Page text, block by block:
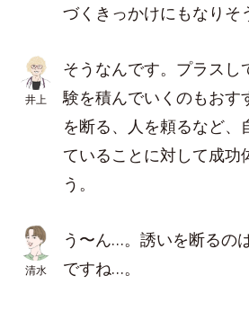
づくきっかけにもなりそ
井上
そうなんです。プラスし
験を積んでいくのもおす
を断る、人を頼るなど、
ていることに対して成功
う。
清水
う〜ん…。誘いを断るの
ですね…。